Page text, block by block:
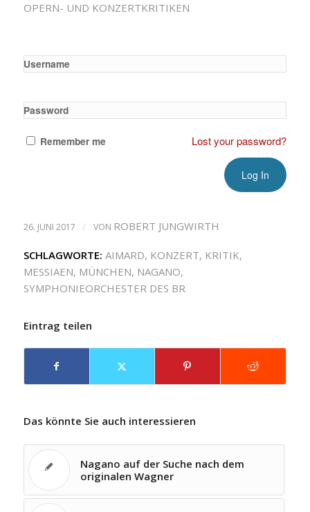
OPERN- UND KONZERTKRITIKEN
Username
Password
Remember me Lost your password?
26. JUNI 2017 / VON ROBERT JUNGWIRTH
SCHLAGWORTE: AIMARD, KONZERT, KRITIK,
MESSIAEN, MÜNCHEN, NAGANO,
SYMPHONIEORCHESTER DES BR
Eintrag teilen
Das könnte Sie auch interessieren
Nagano auf der Suche nach dem
originalen Wagner